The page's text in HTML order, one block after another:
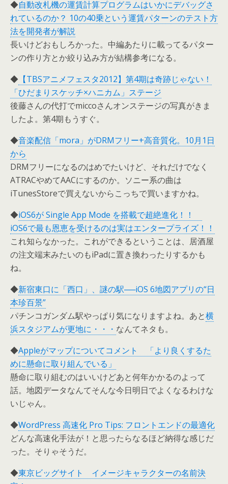
◆自動改札機の運賃計算プログラムはいかにデバッグさ
れているのか？ 10の40乗という運賃パターンのテスト方
法を開発者が解説
長いけどおもしろかった。中編あたりに載ってるパター
ンの作り方とか絞り込み方が結構参考になる。
◆ 【TBSアニメフェスタ2012】第4期は奇跡じゃない！
「ひだまりスケッチ×ハニカム」ステージ
後藤さんの代打でmiccoさんオンステージの写真がきま
したよ。第4期もうすぐ。
◆音楽配信「mora」がDRMフリー+高音質化。10月1日
から
DRMフリーになるのはめでたいけど、それだけでなく
ATRACやめてAACにするのか。ソニー系の曲は
iTunesStoreで買えないからこっちで買いますかね。
◆iOS6が Single App Mode を搭載で超絶進化！！
iOS6で最も恩恵を受けるのは実はエンタープライズ！！
これ知らなかった。これができるということは、居酒屋
の注文端末みたいのもiPadに置き換わったりするかも
ね。
◆新宿東口に「西口」、謎の駅──iOS 6地図アプリの“日
本珍百景”
パチンコガンダム駅やっぱり気になりますよね。あと横
浜スタジアムが更地に・・・ なんてネタも。
◆Appleがマップについてコメント 「より良くするた
めに懸命に取り組んでいる」
懸命に取り組むのはいいけどあと何年かかるのよって
話。地図データなんてそんな今日明日でよくなるわけな
いじゃん。
◆WordPress 高速化 Pro Tips: フロントエンドの最適化
どんな高速化手法が！と思ったらなるほど納得な感じだ
った。そりゃそうだ。
◆東京ビッグサイト イメージキャラクターの名前決